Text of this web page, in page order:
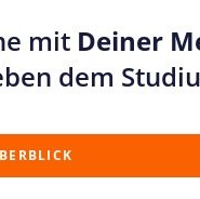
mit Deiner
dem